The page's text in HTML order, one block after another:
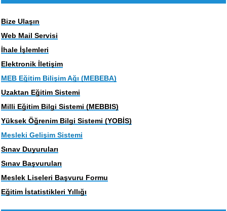
Bize Ulaşın
Web Mail Servisi
İhale İşlemleri
Elektronik İletişim
MEB Eğitim Bilişim Ağı (MEBEBA)
Uzaktan Eğitim Sistemi
Milli Eğitim Bilgi Sistemi (MEBBIS)
Yüksek Öğrenim Bilgi Sistemi (YOBİS)
Mesleki Gelişim Sistemi
Sınav Duyuruları
Sınav Başvuruları
Meslek Liseleri Başvuru Formu
Eğitim İstatistikleri Yıllığı